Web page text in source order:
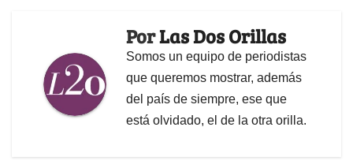
PorLas Dos Orillas
Somos un equipo de periodistas
que queremos mostrar, además
del país de siempre, ese que
está olvidado, el de la otra orilla.